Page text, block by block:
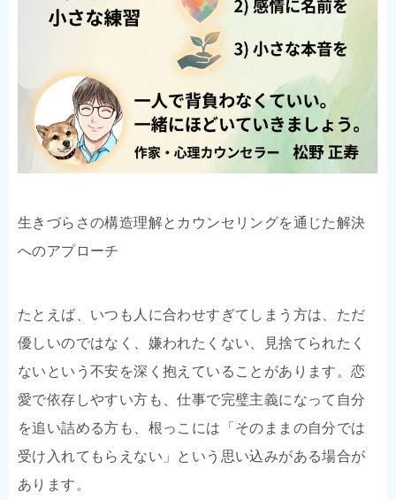
生きづらさの構造理解とカウンセリングを通じた解決
へのアプローチ
たとえば、いつも人に合わせすぎてしまう方は、ただ
優しいのではなく、嫌われたくない、見捨てられたく
ないという不安を深く抱えていることがあります。恋
愛で依存しやすい方も、仕事で完璧主義になって自分
を追い詰める方も、根っこには「そのままの自分では
受け入れてもらえない」という思い込みがある場合が
あります。